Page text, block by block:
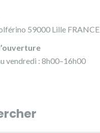
59000 Lille FRANCE
vendredi : 8h00–16h00